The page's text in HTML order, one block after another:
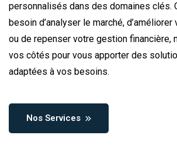
personnalisés dans des domaines clés.
besoin d’analyser le marché,
ou de repenser votre gestion financière,
vos côtés pour vous apporter des
adaptées à vos besoins.
Nos Services